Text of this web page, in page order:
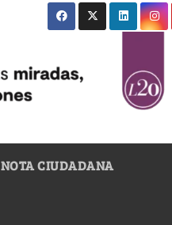
NOTA CIUDADANA